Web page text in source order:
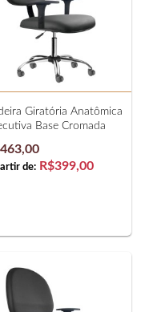
Giratória Anatômica
Base Cromada
de: R$399,00